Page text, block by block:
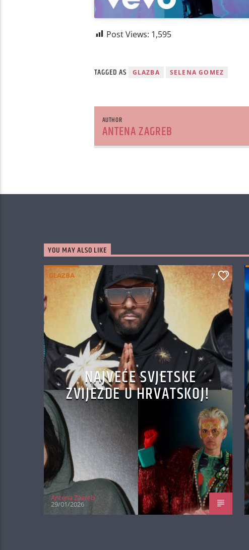
Post Views: 1,595
TAGGED AS GLAZBA SELENA GOMEZ
AUTHOR
ANTENA ZAGREB
YOU MAY ALSO LIKE
GLAZBA 7
NAJVEĆE SVJETSKE
ZVIJEZDE U HRVATSKOJ!
Antena Zagreb
29/01/2026